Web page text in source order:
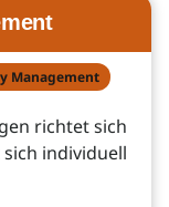
Management
richtet sich
individuell